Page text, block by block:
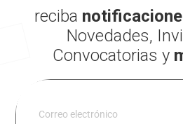
reciba
Novedades,
Convocatorias y